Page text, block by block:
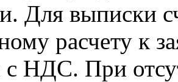
Для выписки
расчету к
с НДС. При